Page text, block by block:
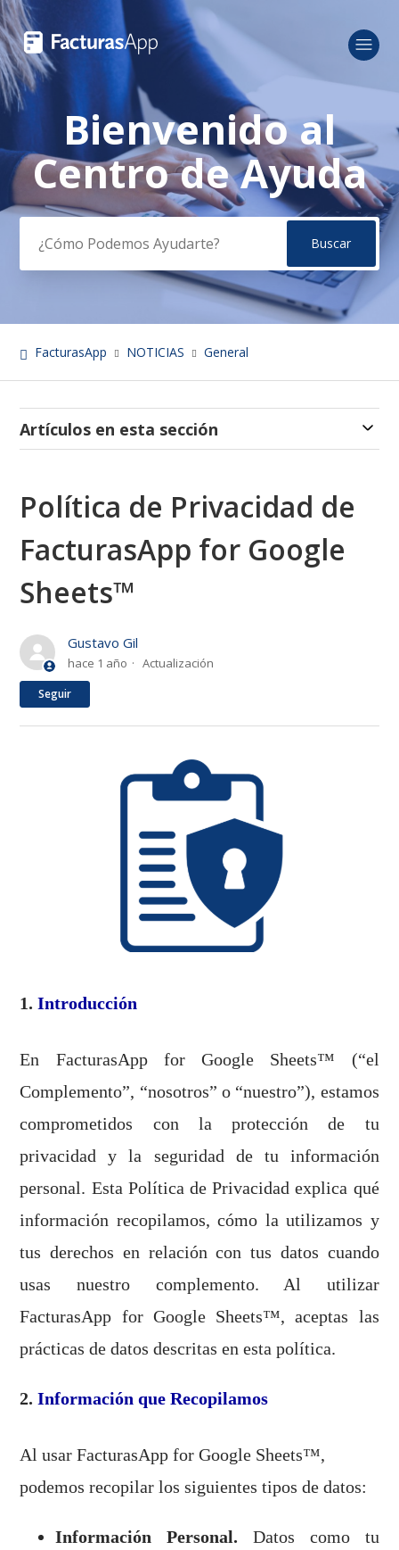
Búsqueda
Bienvenido al
Centro de Ayuda
FacturasApp NOTICIAS General
Artículos en esta sección
Política de Privacidad de
FacturasApp for Google
Sheets™
Gustavo Gil
hace 1 año Actualización
Seguir
1.Introducción
En FacturasApp for Google Sheets™ (“el
Complemento”, “nosotros” o “nuestro”), estamos
comprometidos con la protección de tu
privacidad y la seguridad de tu información
personal. Esta Política de Privacidad explica qué
información recopilamos, cómo la utilizamos y
tus derechos en relación con tus datos cuando
usas nuestro complemento. Al utilizar
FacturasApp for Google Sheets™, aceptas las
prácticas de datos descritas en esta política.
2.Información que Recopilamos
Al usar FacturasApp for Google Sheets™,
podemos recopilar los siguientes tipos de datos:
Información Personal. Datos como tu